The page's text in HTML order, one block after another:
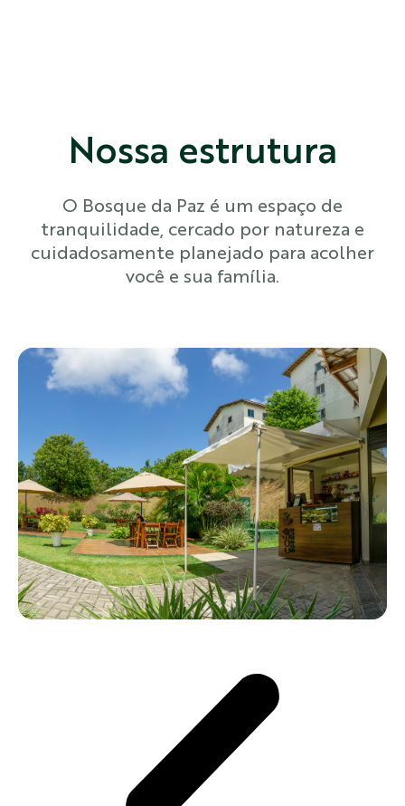
Nossa estrutura
O Bosque da Paz é um espaço de
tranquilidade, cercado por natureza e
cuidadosamente planejado para acolher
você e sua família.